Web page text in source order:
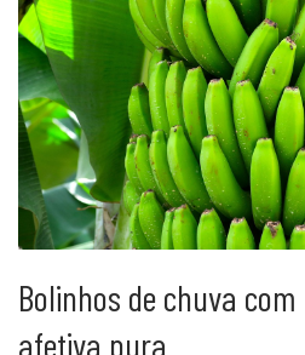
Bolinhos de chuva
afetiva pura